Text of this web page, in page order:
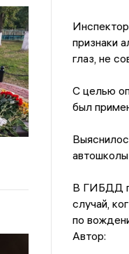
признаки
глаз, не
С целью
был
В ГИБДД
случай,
по
Автор: